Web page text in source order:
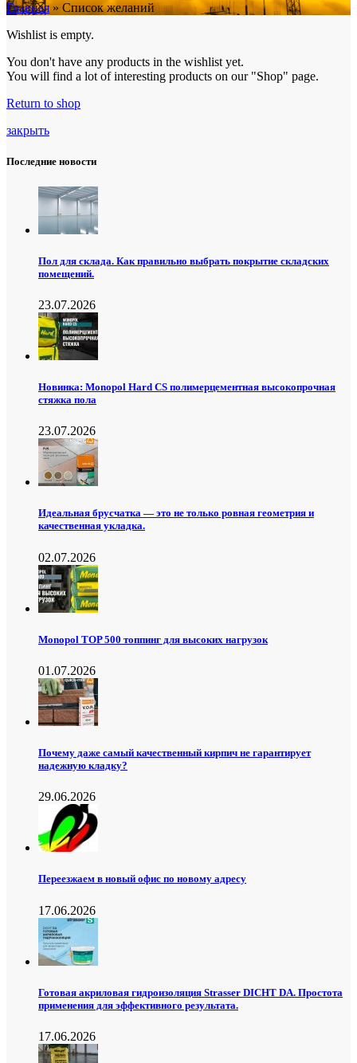
Главная» Список желаний
Wishlist is empty.
You don't have any products in the wishlist yet.
You will find a lot of interesting products on our "Shop" page.
Return to shop
закрыть
Последние новости
Пол для склада. Как правильно выбрать покрытие складских
помещений.
23.07.2026
Новинка: Monopol Hard CS полимерцементная высокопрочная
стяжка пола
23.07.2026
Идеальная брусчатка — это не только ровная геометрия и
качественная укладка.
02.07.2026
Monopol TOP 500 топпинг для высоких нагрузок
01.07.2026
Почему даже самый качественный кирпич не гарантирует
надежную кладку?
29.06.2026
Переезжаем в новый офис по новому адресу
17.06.2026
Готовая акриловая гидроизоляция Strasser DICHT DA. Простота
применения для эффективного результата.
17.06.2026